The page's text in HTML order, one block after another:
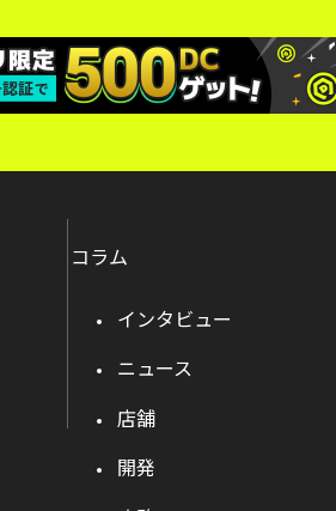
コラム
インタビュー
ニュース
店舗
開発